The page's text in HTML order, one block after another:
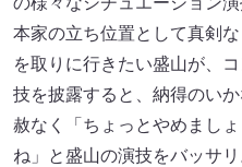
本家の立ち位置として真剣
を取りに行きたい盛山が、
技を披露すると、納得のい
赦なく「ちょっとやめまし
ね」と盛山の演技をバッサリ